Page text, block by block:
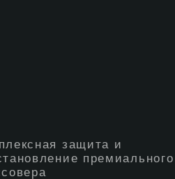
защита и
премиального